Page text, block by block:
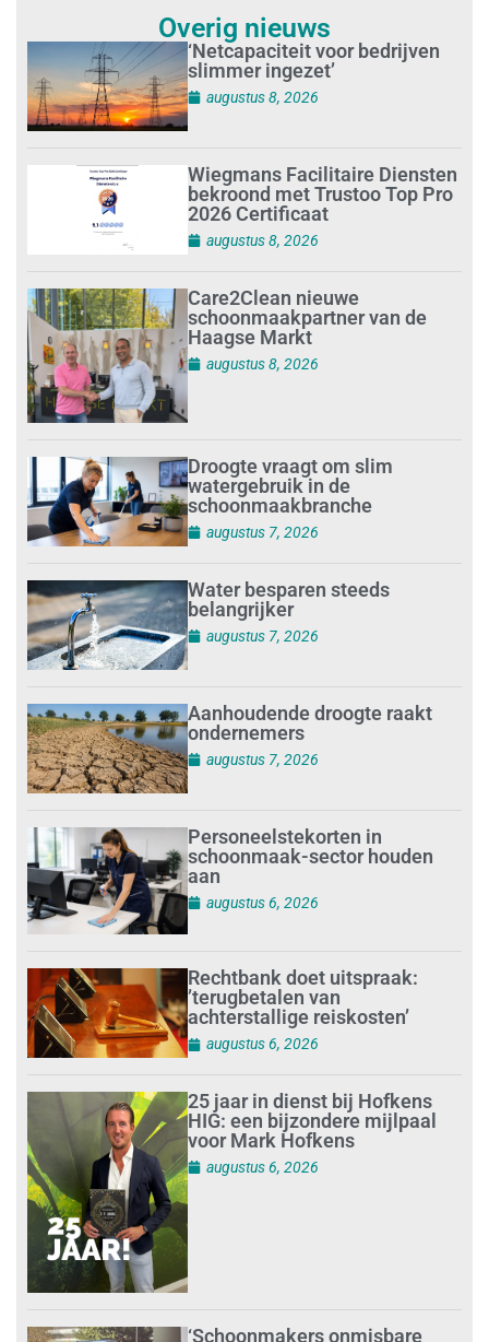
Overig nieuws
‘Netcapaciteit voor bedrijven
slimmer ingezet’
augustus 8, 2026
Wiegmans Facilitaire Diensten
bekroond met Trustoo Top Pro
2026 Certificaat
augustus 8, 2026
Care2Clean nieuwe
schoonmaakpartner van de
Haagse Markt
augustus 8, 2026
Droogte vraagt om slim
watergebruik in de
schoonmaakbranche
augustus 7, 2026
Water besparen steeds
belangrijker
augustus 7, 2026
Aanhoudende droogte raakt
ondernemers
augustus 7, 2026
Personeelstekorten in
schoonmaak-sector houden
aan
augustus 6, 2026
Rechtbank doet uitspraak:
’terugbetalen van
achterstallige reiskosten’
augustus 6, 2026
25 jaar in dienst bij Hofkens
HIG: een bijzondere mijlpaal
voor Mark Hofkens
augustus 6, 2026
‘Schoonmakers onmisbare